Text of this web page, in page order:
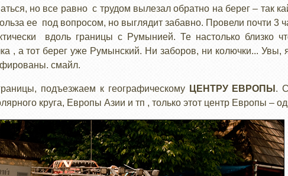
но все равно с трудом вылезал обратно на берег – так
ее под вопросом, но выглядит забавно. Провели почти 3
вдоль границы с Румынией. Те настолько близко
, а тот берег уже Румынский. Ни заборов, ни колючки... Увы,
смайл.
подъезжаем к географическому ЦЕНТРУ ЕВРОПЫ .
круга, Европы Азии и тп , только этот центр Европы –